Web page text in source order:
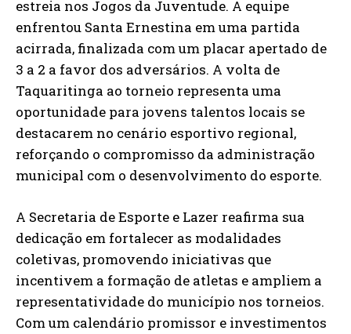
estreia nos Jogos da Juventude. A equipe
enfrentou Santa Ernestina em uma partida
acirrada, finalizada com um placar apertado de
3 a 2 a favor dos adversários. A volta de
Taquaritinga ao torneio representa uma
oportunidade para jovens talentos locais se
destacarem no cenário esportivo regional,
reforçando o compromisso da administração
municipal com o desenvolvimento do esporte.
A Secretaria de Esporte e Lazer reafirma sua
dedicação em fortalecer as modalidades
coletivas, promovendo iniciativas que
incentivem a formação de atletas e ampliem a
representatividade do município nos torneios.
Com um calendário promissor e investimentos